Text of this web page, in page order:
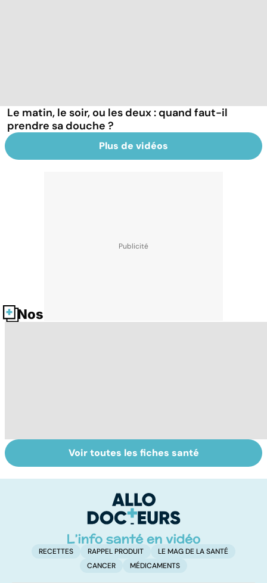
Le matin, le soir, ou les deux : quand faut-il
prendre sa douche ?
Plus de vidéos
Nos fiches santé
Tout savoir sur le
vitiligo
Bien dormir,
mais... sans
Voir toutes les fiches santé
RECETTES RAPPEL PRODUIT
LE MAG DE LA SANTÉ
CANCER
MÉDICAMENTS